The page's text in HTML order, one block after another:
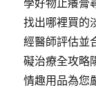
學好物止癢膏
找出哪裡買的
經醫師評估並
礙治療全攻略
情趣用品為您